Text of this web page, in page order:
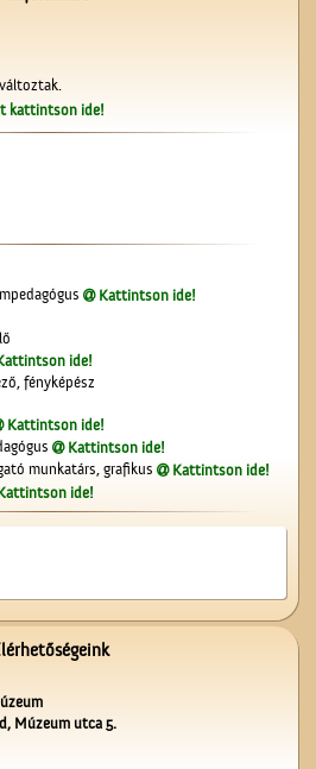
Kossuth, se nem
Arany…
a Seregélyesben
a magasból
Dózsa György
diákjai
kattintson ide!
Kattintson ide!
ide!
fényképész
Kattintson ide!
Kattintson ide!
munkatárs, grafikus
Kattintson ide!
ide!
Múzeum utca 5.